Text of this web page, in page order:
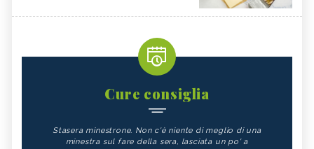
Cure consiglia
Stasera minestrone. Non c'è niente di meglio di una
minestra sul fare della sera, lasciata un po' a